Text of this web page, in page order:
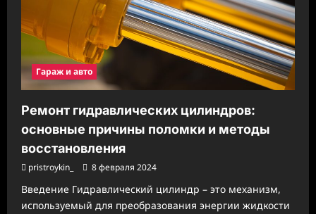
Гараж и авто
Ремонт гидравлических цилиндров:
основные причины поломки и методы
восстановления
pristroykin_ 8 февраля 2024
Введение Гидравлический цилиндр – это механизм,
используемый для преобразования энергии жидкости